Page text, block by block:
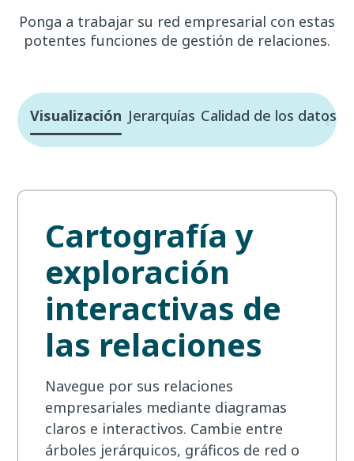
Ponga a trabajar su red empresarial con estas
potentes funciones de gestión de relaciones.
Visualización Jerarquías Calidad de los datos
Cartografía y
exploración
interactivas de
las relaciones
Navegue por sus relaciones
empresariales mediante diagramas
claros e interactivos. Cambie entre
árboles jerárquicos, gráficos de red o